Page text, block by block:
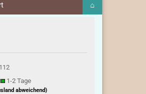
⌂
1-2 Tage
abweichend)